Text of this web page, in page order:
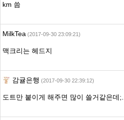
km 씀
MilkTea (2017-09-30 23:09:21)
맥크리는 헤드지
감귤은행 (2017-09-30 22:39:12)
도트만 붙이게 해주면 많이 쓸거같은데;...